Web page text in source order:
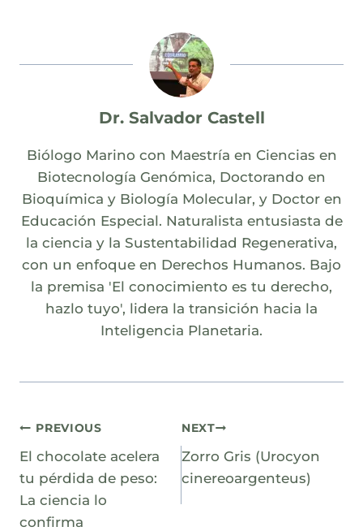
Dr. Salvador Castell
Biólogo Marino con Maestría en Ciencias en
Biotecnología Genómica, Doctorando en
Bioquímica y Biología Molecular, y Doctor en
Educación Especial. Naturalista entusiasta de
la ciencia y la Sustentabilidad Regenerativa,
con un enfoque en Derechos Humanos. Bajo
la premisa 'El conocimiento es tu derecho,
hazlo tuyo', lidera la transición hacia la
Inteligencia Planetaria.
Navegación
de
entradas
PREVIOUS
El chocolate acelera
tu pérdida de peso:
La ciencia lo
confirma
NEXT
Zorro Gris (Urocyon
cinereoargenteus)